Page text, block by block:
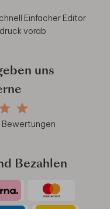
Einfacher Editor
vorab
uns
Bewertungen
Bezahlen